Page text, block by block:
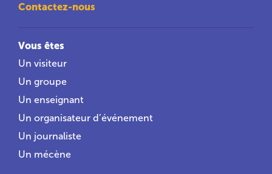
Contactez-nous
Vous êtes
Un visiteur
Un groupe
Un enseignant
Un organisateur d’événement
Un journaliste
Un mécène